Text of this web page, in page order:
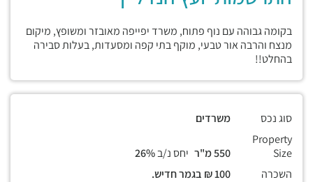
בקומה גבוהה עם נוף פתוח, משרד יפייפה מאובזר ומשופץ, מיקום
מנצח והרבה אור טבעי, מוקף בתי קפה ומסעדות, בעלות סבירה
בהחלט!!
סוג נכס
משרדים
Property
Size
יחס נ/ב
השכרה